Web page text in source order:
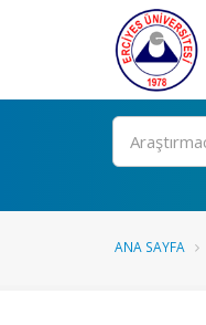
Ara
ANA SAYFA